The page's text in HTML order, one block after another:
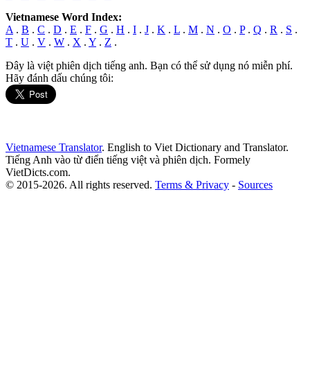
Vietnamese Word Index:
A . B . C . D . E . F . G . H . I . J . K . L . M . N . O . P. Q . R . S .
T . U . V . W . X . Y . Z .
Đây là việt phiên dịch tiếng anh. Bạn có thể sử dụng nó miễn phí.
Hãy đánh dấu chúng tôi:
Vietnamese Translator. English to Viet Dictionary and Translator.
Tiếng Anh vào từ điển tiếng việt và phiên dịch. Formely
VietDicts.com.
© 2015-2026. All rights reserved. Terms & Privacy - Sources